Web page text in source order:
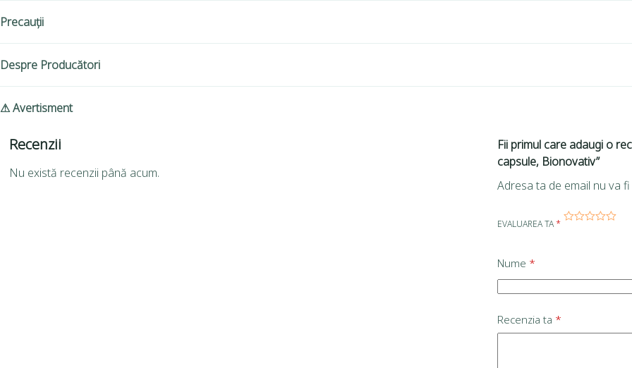
Precauții
Despre Producători
⚠ Avertisment
Recenzii
Nu există recenzii până acum.
Fii primul care adaugi o
capsule, Bionovativ”
Adresa ta de email nu va
EVALUAREA TA*
Nume *
Recenzia ta *